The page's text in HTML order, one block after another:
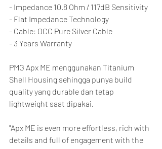
- Impedance 10.8 Ohm / 117dB Sensitivity
- Flat Impedance Technology
- Cable: OCC Pure Silver Cable
- 3 Years Warranty
PMG Apx ME menggunakan Titanium
Shell Housing sehingga punya build
quality yang durable dan tetap
lightweight saat dipakai.
"Apx ME is even more effortless, rich with
details and full of engagement with the